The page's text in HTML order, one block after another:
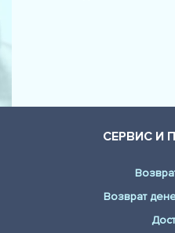
СЕРВИС И
Возврат